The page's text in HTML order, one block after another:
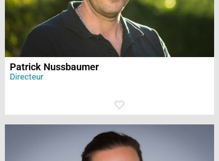
Patrick Nussbaumer
Directeur